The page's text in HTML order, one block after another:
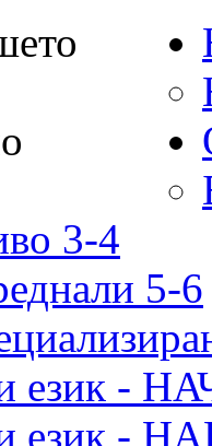
3-4
5-6
език -
език -